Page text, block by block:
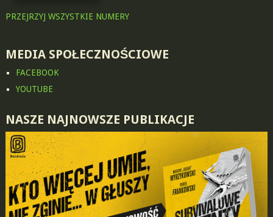
PRZEJRZYJ WSZYSTKIE NUMERY
MEDIA SPOŁECZNOŚCIOWE
FACEBOOK
YOUTUBE
NASZE NAJNOWSZE PUBLIKACJE